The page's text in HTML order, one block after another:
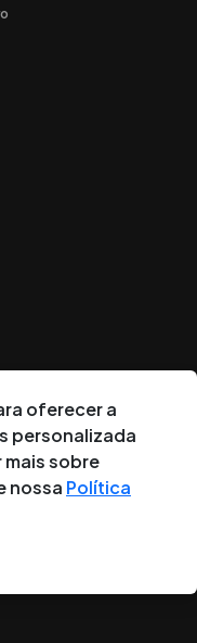
Ltda ® - Todos os
oferecer a
personalizada
mais sobre
nossa Política